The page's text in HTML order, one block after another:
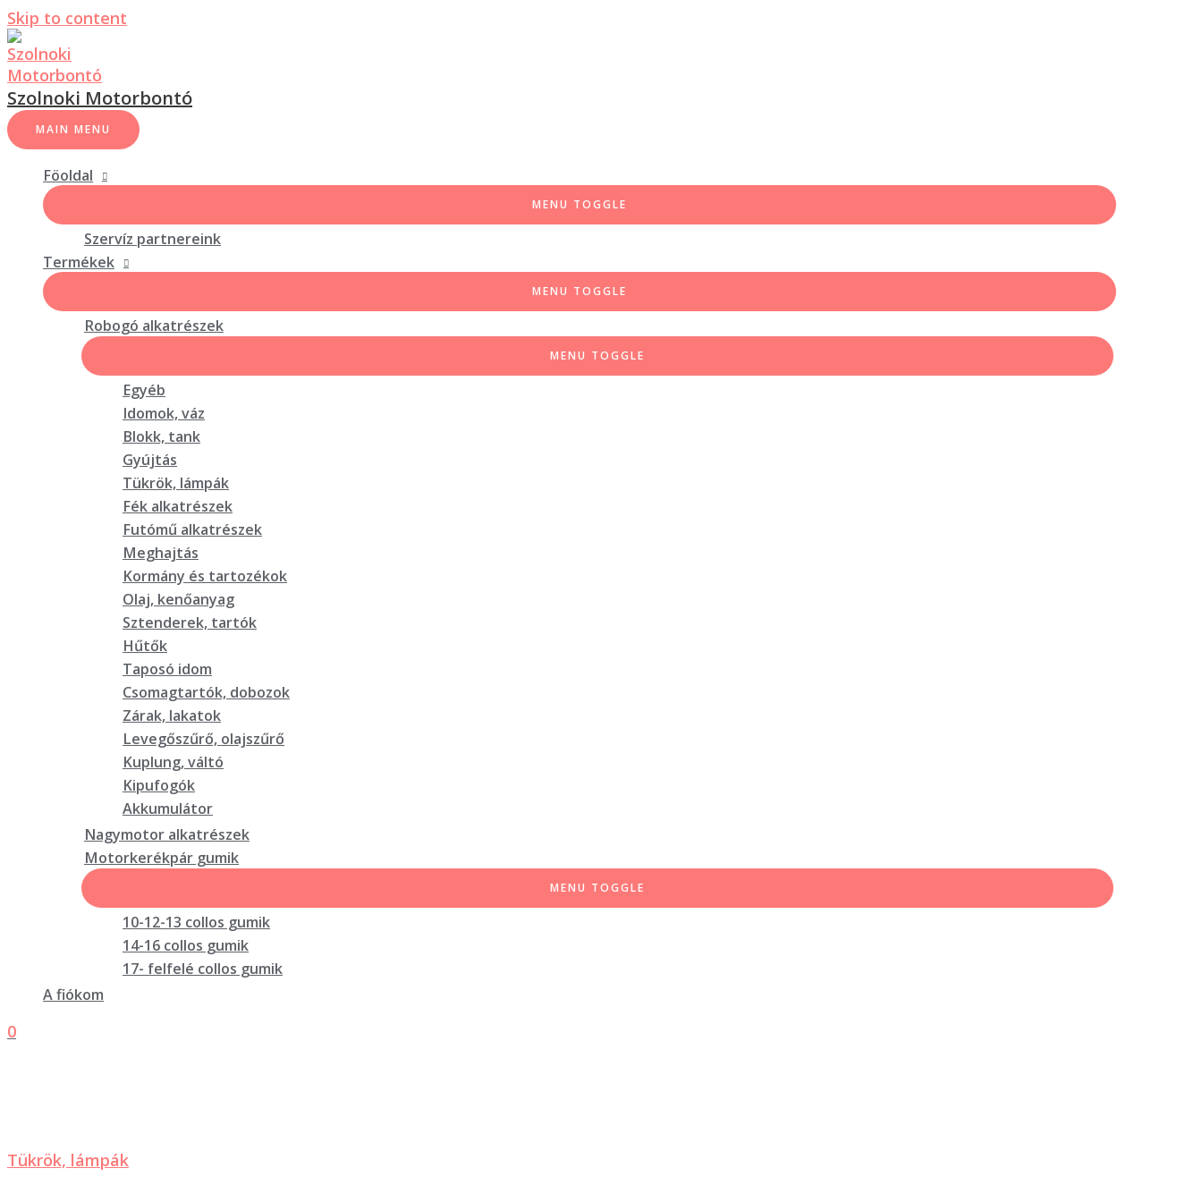
Skip to content
Szolnoki Motorbontó
MAIN MENU
Föoldal
MENU TOGGLE
Szervíz partnereink
Termékek
MENU TOGGLE
Robogó alkatrészek
MENU TOGGLE
Egyéb
Idomok, váz
Blokk, tank
Gyújtás
Tükrök, lámpák
Fék alkatrészek
Futómű alkatrészek
Meghajtás
Kormány és tartozékok
Olaj, kenőanyag
Sztenderek, tartók
Hűtők
Taposó idom
Csomagtartók, dobozok
Zárak, lakatok
Levegőszűrő, olajszűrő
Kuplung, váltó
Kipufogók
Akkumulátor
Nagymotor alkatrészek
Motorkerékpár gumik
MENU TOGGLE
10-12-13 collos gumik
14-16 collos gumik
17- felfelé collos gumik
A fiókom
0
Tükrök, lámpák